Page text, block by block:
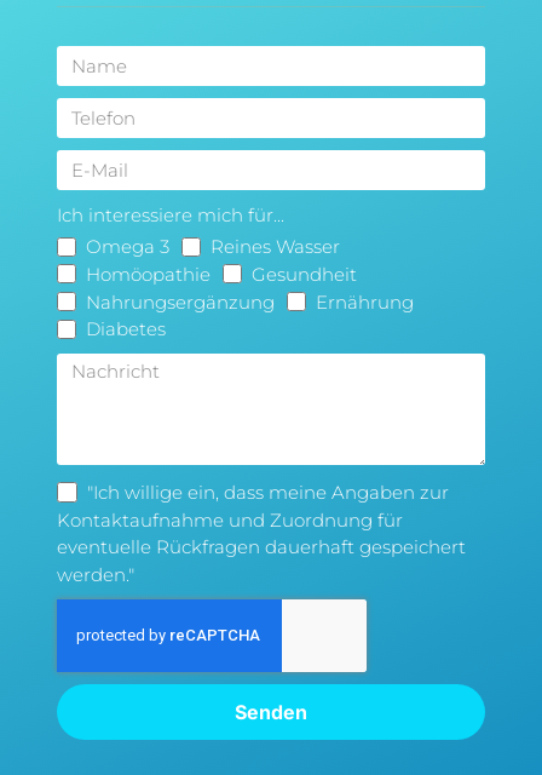
Ich interessiere mich für...
Omega 3
Reines Wasser
Homöopathie
Gesundheit
Nahrungsergänzung
Ernährung
Diabetes
"Ich willige ein, dass meine Angaben zur
Kontaktaufnahme und Zuordnung für
eventuelle Rückfragen dauerhaft gespeichert
werden."
Senden